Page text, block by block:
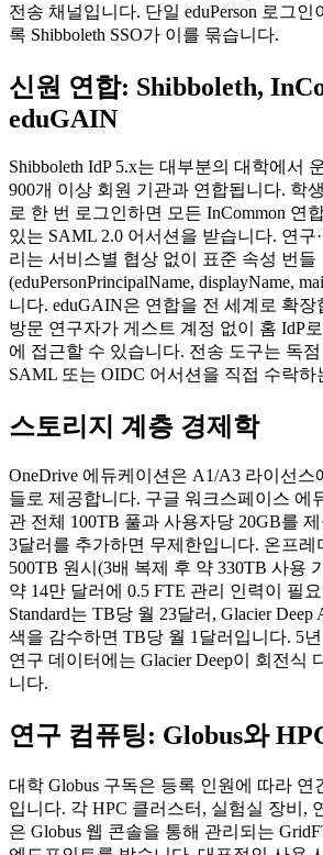
전송 채널입니다. 단일 eduPerson 로그
록 Shibboleth SSO가 이를 묶습니다.
신원 연합: Shibboleth,
eduGAIN
Shibboleth IdP 5.x는 대부분의 대학에서
900개 이상 회원 기관과 연합됩니다. 학
로 한 번 로그인하면 모든 InCommon 연
있는 SAML 2.0 어서션을 받습니다. 연구
리는 서비스별 협상 없이 표준 속성 번들
(eduPersonPrincipalName, displayName,
니다. eduGAIN은 연합을 전 세계로 확
방문 연구자가 게스트 계정 없이 홈 IdP
에 접근할 수 있습니다. 전송 도구는 독
SAML 또는 OIDC 어서션을 직접 수락하
스토리지 계층 경제학
OneDrive 에듀케이션은 A1/A3 라이선스
들로 제공합니다. 구글 워크스페이스 에
관 전체 100TB 풀과 사용자당 20GB를
3달러를 추가하면 무제한입니다. 온프레
500TB 원시(3배 복제 후 약 330TB 사용
약 14만 달러에 0.5 FTE 관리 인력이 필
Standard는 TB당 월 23달러, Glacier Deep
색을 감수하면 TB당 월 1달러입니다. 5
연구 데이터에는 Glacier Deep이 회전식
니다.
연구 컴퓨팅: Globus와
대학 Globus 구독은 등록 인원에 따라 연
입니다. 각 HPC 클러스터, 실험실 장비,
은 Globus 웹 콘솔을 통해 관리되는